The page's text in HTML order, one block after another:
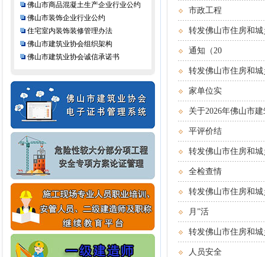
佛山市商品混凝土生产企业行业公约
佛山市装饰企业行业公约
住宅室内装饰装修管理办法
佛山市建筑业协会组织架构
佛山市建筑业协会诚信承诺书
市政工程
转发佛山市住房和
通知（20
转发佛山市住房和
家单位实
关于2026年佛山市
平评价结
转发佛山市住房和
全检查情
转发佛山市住房和
月”活
转发佛山市住房和
人员安全